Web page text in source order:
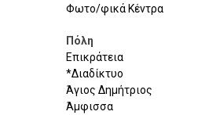
Φωτο/φικά Κέντρα
Πόλη
Επικράτεια
*Διαδίκτυο
Άγιος Δημήτριος
Άμφισσα